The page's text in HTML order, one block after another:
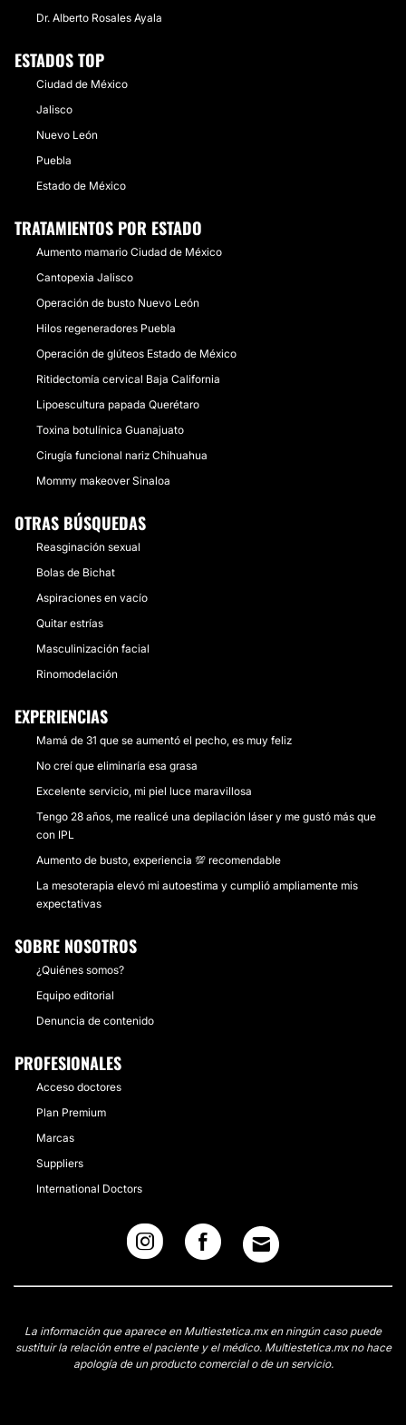
​Dr. Alberto Rosales Ayala
ESTADOS TOP
Ciudad de México
Jalisco
Nuevo León
Puebla
Estado de México
TRATAMIENTOS POR ESTADO
Aumento mamario Ciudad de México
Cantopexia Jalisco
Operación de busto Nuevo León
Hilos regeneradores Puebla
Operación de glúteos Estado de México
Ritidectomía cervical Baja California
Lipoescultura papada Querétaro
Toxina botulínica Guanajuato
Cirugía funcional nariz Chihuahua
Mommy makeover Sinaloa
OTRAS BÚSQUEDAS
Reasginación sexual
Bolas de Bichat
Aspiraciones en vacío
Quitar estrías
Masculinización facial
Rinomodelación
EXPERIENCIAS
Mamá de 31 que se aumentó el pecho, es muy feliz
No creí que eliminaría esa grasa
Excelente servicio, mi piel luce maravillosa
Tengo 28 años, me realicé una depilación láser y me gustó más que
con IPL
Aumento de busto, experiencia 💯 recomendable
La mesoterapia elevó mi autoestima y cumplió ampliamente mis
expectativas
SOBRE NOSOTROS
¿Quiénes somos?
Equipo editorial
Denuncia de contenido
PROFESIONALES
Acceso doctores
Plan Premium
Marcas
Suppliers
International Doctors
La información que aparece en Multiestetica.mx en ningún caso puede
sustituir la relación entre el paciente y el médico. Multiestetica.mx no hace
apología de un producto comercial o de un servicio.